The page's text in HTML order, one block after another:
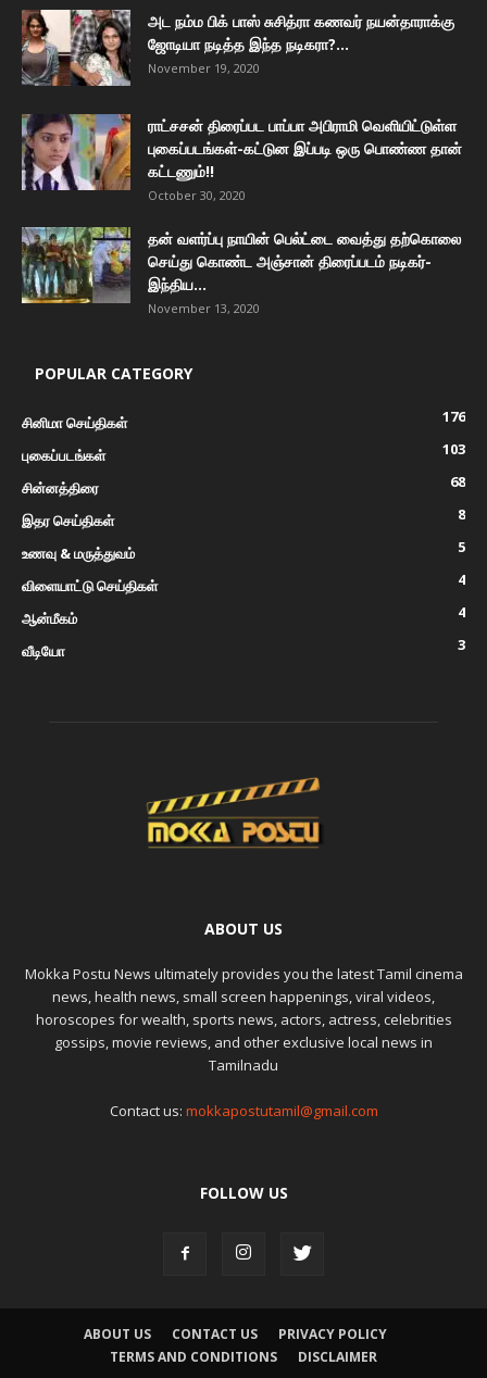
அட நம்ம பிக் பாஸ் சுசித்ரா கணவர் நயன்தாராக்கு
ஜோடியா நடித்த இந்த நடிகரா?...
November 19, 2020
ராட்சசன் திரைப்பட பாப்பா அபிராமி வெளியிட்டுள்ள
புகைப்படங்கள்-கட்டுன இப்படி ஒரு பொண்ண தான்
கட்டணும்!!
October 30, 2020
தன் வளர்ப்பு நாயின் பெல்ட்டை வைத்து தற்கொலை
செய்து கொண்ட அஞ்சான் திரைப்படம் நடிகர்-
இந்திய...
November 13, 2020
POPULAR CATEGORY
சினிமா செய்திகள்
176
புகைப்படங்கள்
103
சின்னத்திரை
68
இதர செய்திகள்
8
உணவு & மருத்துவம்
5
விளையாட்டு செய்திகள்
4
ஆன்மீகம்
4
வீடியோ
3
ABOUT US
Mokka Postu News ultimately provides you the latest Tamil cinema
news, health news, small screen happenings, viral videos,
horoscopes for wealth, sports news, actors, actress, celebrities
gossips, movie reviews, and other exclusive local news in
Tamilnadu
Contact us: mokkapostutamil@gmail.com
FOLLOW US
ABOUT US CONTACT US
PRIVACY POLICY
TERMS AND CONDITIONS
DISCLAIMER